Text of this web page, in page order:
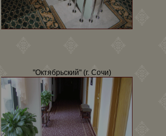
"Октябрьский" (г. Сочи)